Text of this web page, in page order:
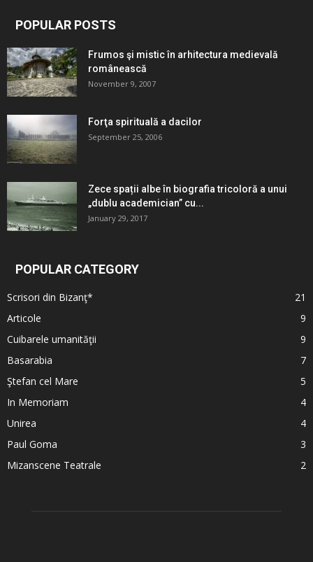
POPULAR POSTS
Frumos şi mistic în arhitectura medievală
românească
November 9, 2007
Forţa spirituală a dacilor
September 25, 2006
Zece spații albe în biografia tricoloră a unui
„dublu academician” cu...
January 29, 2017
POPULAR CATEGORY
Scrisori din Bizanţ*
21
Articole
9
Cuibarele umanităţii
9
Basarabia
7
Ştefan cel Mare
5
In Memoriam
4
Unirea
4
Paul Goma
3
Mizanscene Teatrale
2